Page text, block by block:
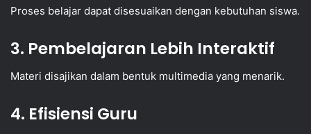
Proses belajar dapat disesuaikan dengan kebutuhan siswa.
3. Pembelajaran Lebih Interaktif
Materi disajikan dalam bentuk multimedia yang menarik.
4. Efisiensi Guru